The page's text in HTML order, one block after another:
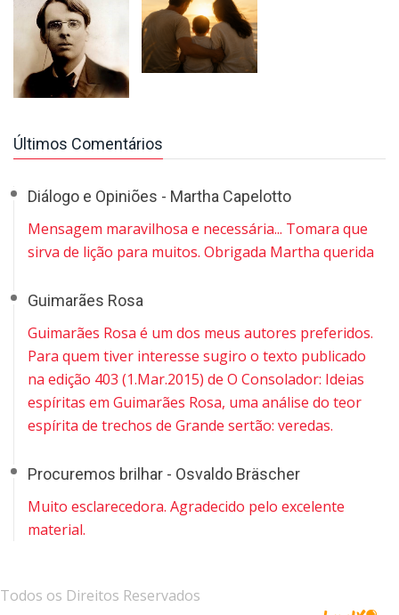
Últimos Comentários
Diálogo e Opiniões - Martha Capelotto
Mensagem maravilhosa e necessária... Tomara que
sirva de lição para muitos. Obrigada Martha querida
Guimarães Rosa
Guimarães Rosa é um dos meus autores preferidos.
Para quem tiver interesse sugiro o texto publicado
na edição 403 (1.Mar.2015) de O Consolador: Ideias
espíritas em Guimarães Rosa, uma análise do teor
espírita de trechos de Grande sertão: veredas.
Procuremos brilhar - Osvaldo Bräscher
Muito esclarecedora. Agradecido pelo excelente
material.
Todos os Direitos Reservados